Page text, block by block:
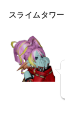
スライムタワー